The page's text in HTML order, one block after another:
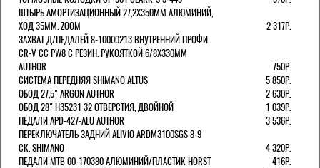
ШТЫРЬ АМОРТИЗАЦИОННЫЙ 27,2Х350ММ АЛЮМИНИЙ,
ХОД 35ММ. ZOOM
2 317Р.
ЗАХВАТ Д/ПЕДАЛЕЙ 8-10000213 ВНУТРЕННИЙ ПРОФИ
CR-V CC PW8 С РЕЗИН. РУКОЯТКОЙ 6/8X330ММ
AUTHOR
750Р.
СИСТЕМА ПЕРЕДНЯЯ SHIMANO ALTUS
5 850Р.
ОБОД 27,5" ARGON AUTHOR
2 630Р.
ОБОД 28" H35231 32 ОТВЕРСТИЯ, ДВОЙНОЙ
1 039Р.
ПЕДАЛИ APD-427-ALU AUTHOR
3 536Р.
ПЕРЕКЛЮЧАТЕЛЬ ЗАДНИЙ ALIVIO ARDM3100SGS 8-9
СК. SHIMANO
4 320Р.
ПЕДАЛИ MTB 00-170380 АЛЮМИНИЙ/ПЛАСТИК HORST
416Р.